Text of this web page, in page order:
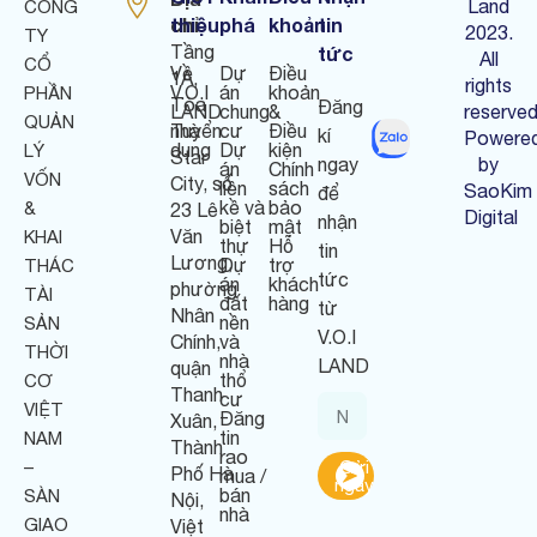
CÔNG
TY
CỔ
PHẦN
QUẢN
LÝ
VỐN
&
KHAI
THÁC
TÀI
SẢN
THỜI
CƠ
VIỆT
NAM
–
SÀN
GIAO
chỉ:
Tầng
1A,
Tòa
nhà
Star
City, số
23 Lê
Văn
Lương,
phường
Nhân
Chính,
quận
Thanh
Xuân,
Thành
Phố Hà
Nội,
Việt
thiệu
Về
V.O.I
LAND
Tuyển
dụng
phá
Dự
án
chung
cư
Dự
án
liền
kề và
biệt
thự
Dự
án
đất
nền
và
nhà
thổ
cư
Đăng
tin
rao
mua /
bán
nhà
khoản
Điều
khoản
&
Điều
kiện
Chính
sách
bảo
mật
Hỗ
trợ
khách
hàng
tin
tức
Đăng
kí
ngay
để
nhận
tin
tức
từ
V.O.I
LAND
Gửi
ngay
Land
2023.
All
rights
by
SaoKim
Digital